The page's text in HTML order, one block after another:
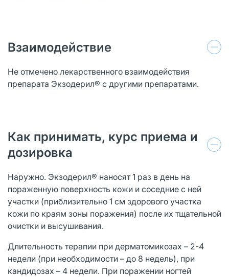
Взаимодействие
Не отмечено лекарственного взаимодействия
препарата Экзодерил® с другими препаратами.
Как принимать, курс приема и
дозировка
Наружно. Экзодерил® наносят 1 раз в день на
пораженную поверхность кожи и соседние с ней
участки (приблизительно 1 см здорового участка
кожи по краям зоны поражения) после их тщательной
очистки и высушивания.
Длительность терапии при дерматомикозах – 2-4
недели (при необходимости – до 8 недель), при
кандидозах – 4 недели. При поражении ногтей